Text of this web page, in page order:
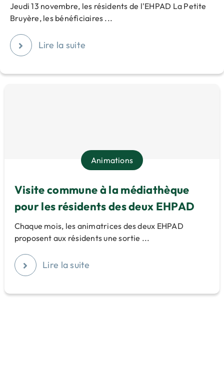
Jeudi 13 novembre, les résidents de l'EHPAD La Petite
Bruyère, les bénéficiaires ...
Lire la suite
Animations
Visite commune à la médiathèque
pour les résidents des deux EHPAD
Chaque mois, les animatrices des deux EHPAD
proposent aux résidents une sortie ...
Lire la suite